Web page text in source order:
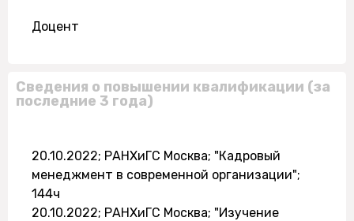
Доцент
Сведения о повышении квалификации (за
последние 3 года)
20.10.2022; РАНХиГС Москва; "Кадровый
менеджмент в современной организации";
144ч
20.10.2022; РАНХиГС Москва; "Изучение